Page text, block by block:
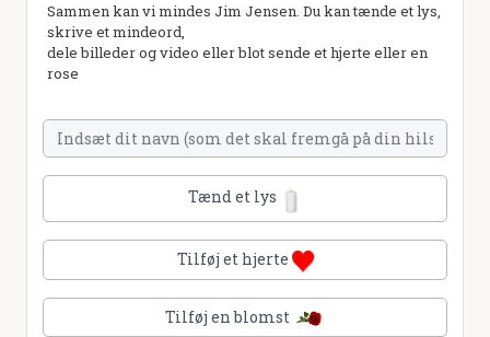
Sammen kan vi mindes Jim Jensen. Du kan tænde et lys,
skrive et mindeord,
dele billeder og video eller blot sende et hjerte eller en
rose
Tænd et lys
Tilføj et hjerte
Tilføj en blomst